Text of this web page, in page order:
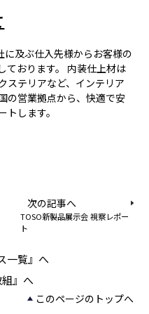
及ぶ仕入先様からお客様の
ております。 内装仕上材は
ステリアなど、インテリア
の営業拠点から、快適で安
します。
次の記事へ
TOSO新製品展示会 視察レポー
ト
一覧』へ
組』へ
このページのトップへ